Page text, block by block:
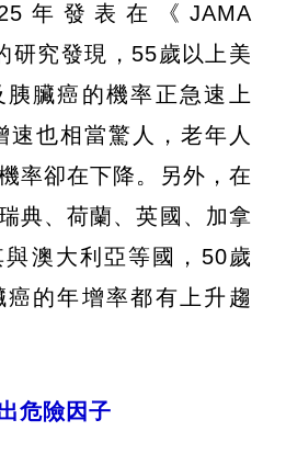
年發表在《JAMA
研究發現，55歲以上美
臟癌的機率正急速上
速也相當驚人，老年人
率卻在下降。另外，在
典、荷蘭、英國、加拿
澳大利亞等國，50歲
的年增率都有上升趨
危險因子